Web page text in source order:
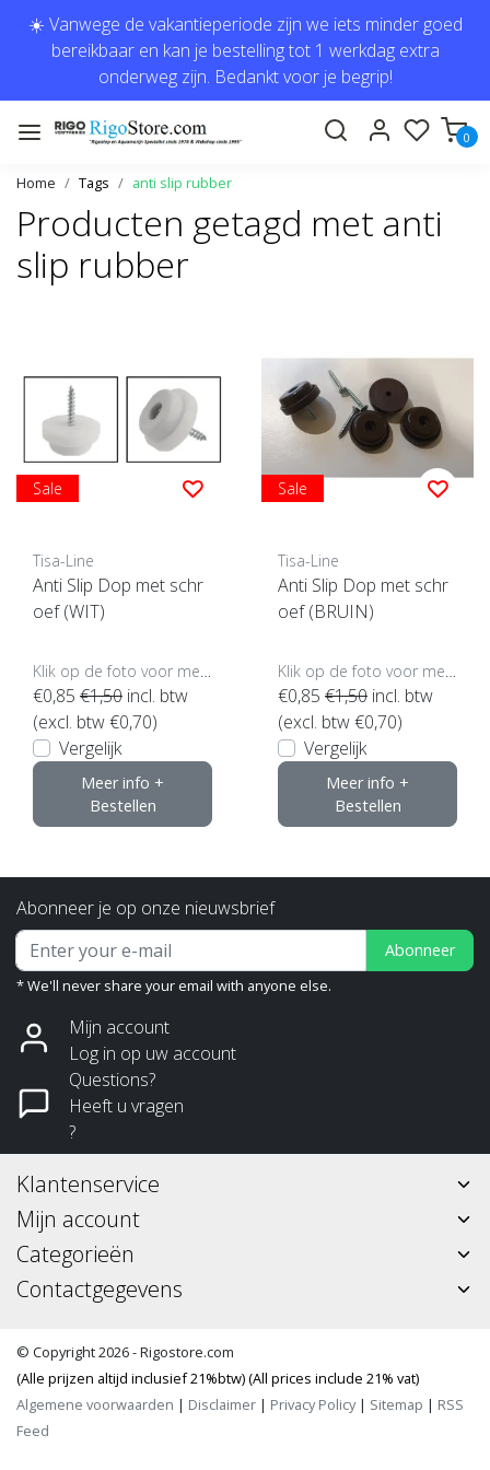
☀️ Vanwege de vakantieperiode zijn we iets minder goed
bereikbaar en kan je bestelling tot 1 werkdag extra
onderweg zijn. Bedankt voor je begrip!
0
Home Tags anti slip rubber
Producten getagd met anti
slip rubber
Sale
Tisa-Line
Anti Slip Dop met schr
oef (WIT)
€0,85 €1,50 incl. btw
(excl. btw €0,70)
Vergelijk
Meer info +
Bestellen
Sale
Tisa-Line
Anti Slip Dop met schr
oef (BRUIN)
€0,85 €1,50 incl. btw
(excl. btw €0,70)
Vergelijk
Meer info +
Bestellen
Abonneer je op onze nieuwsbrief
Abonneer
* We'll never share your email with anyone else.
Mijn account
Log in op uw account
Questions?
Heeft u vragen
?
Klantenservice
Mijn account
Categorieën
Contactgegevens
© Copyright 2026 - Rigostore.com
(Alle prijzen altijd inclusief 21%btw) (All prices include 21% vat)
Algemene voorwaarden | Disclaimer | Privacy Policy| Sitemap | RSS
Feed